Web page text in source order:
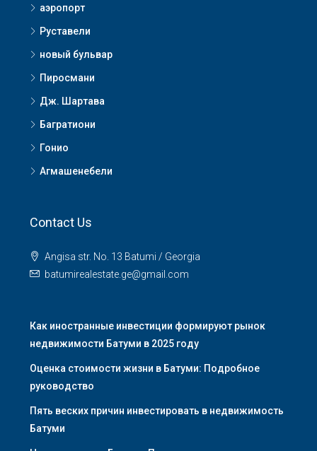
аэропорт
Руставели
новый бульвар
Пиросмани
Дж. Шартава
Багратиони
Гонио
Агмашенебели
Contact Us
Angisa str. No. 13 Batumi / Georgia
batumirealestate.ge@gmail.com
Как иностранные инвестиции формируют рынок
недвижимости Батуми в 2025 году
Оценка стоимости жизни в Батуми: Подробное
руководство
Пять веских причин инвестировать в недвижимость
Батуми